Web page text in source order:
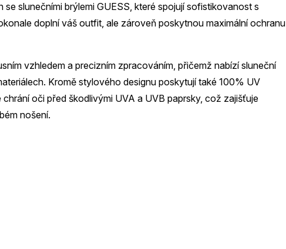
slunečními brýlemi GUESS, které spojují sofistikovanost s
doplní váš outfit, ale zároveň poskytnou maximální ochranu
vzhledem a precizním zpracováním, přičemž nabízí sluneční
Kromě stylového designu poskytují také 100% UV
oči před škodlivými UVA a UVB paprsky, což zajišťuje
nošení.